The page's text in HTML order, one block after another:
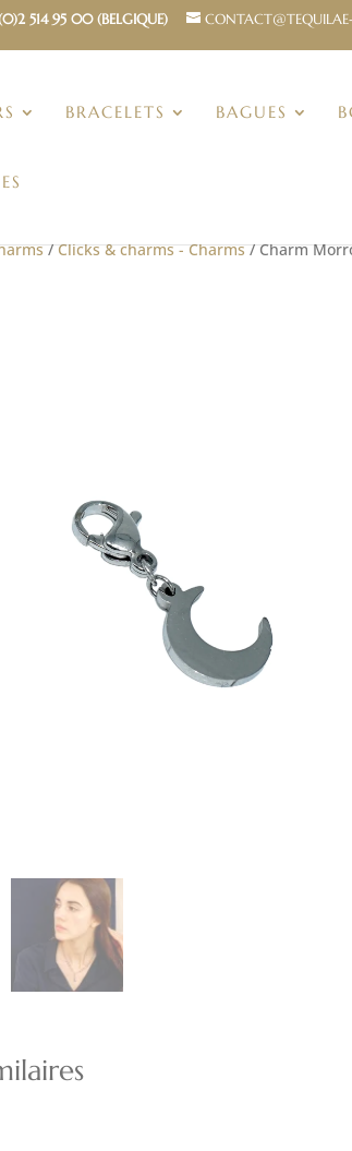
514 95 00 (BELGIQUE)
BRACELETS BAGUES
/Clicks & charms - Charms/ Charm